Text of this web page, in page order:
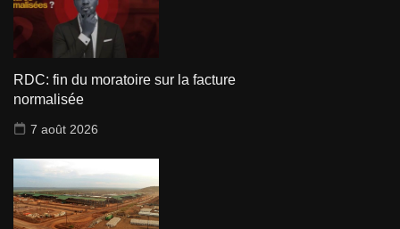
RDC: fin du moratoire sur la facture
normalisée
7 août 2026